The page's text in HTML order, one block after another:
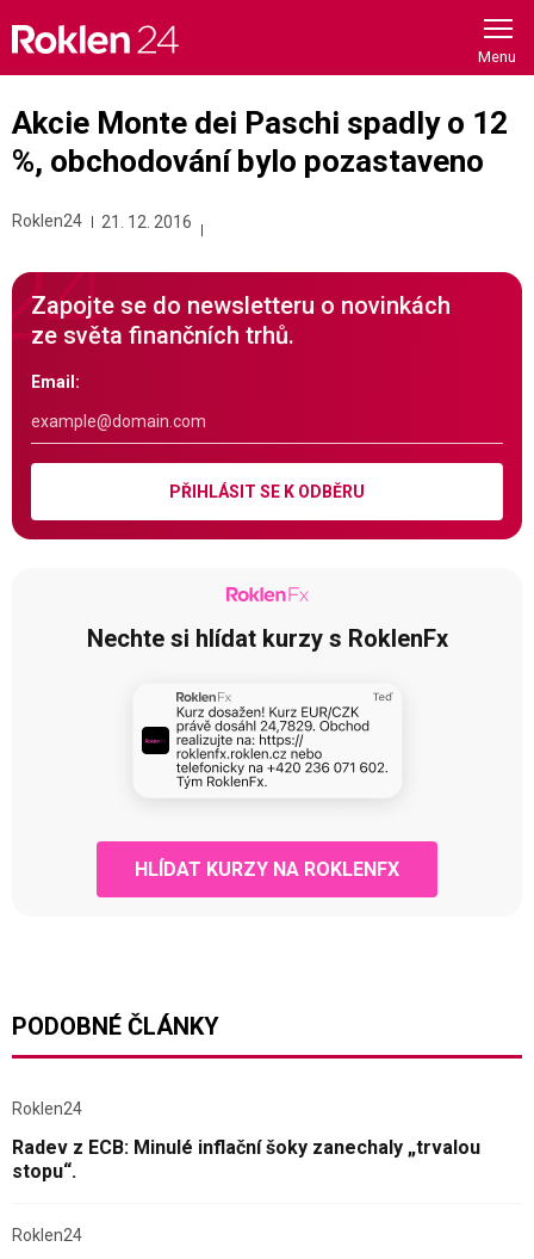
content
Akcie Monte dei Paschi spadly o 12
%, obchodování bylo pozastaveno
Roklen24 21. 12. 2016
Zapojte se do newsletteru o novinkách
ze světa finančních trhů.
Email:
PŘIHLÁSIT SE K ODBĚRU
Nechte si hlídat kurzy s RoklenFx
HLÍDAT KURZY NA ROKLENFX
PODOBNÉ ČLÁNKY
Roklen24
Radev z ECB: Minulé inflační šoky zanechaly „trvalou
stopu“.
Roklen24